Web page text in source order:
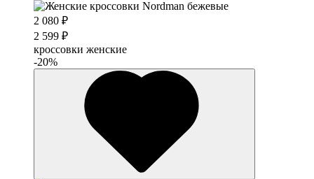
2 080 ₽
2 599 ₽
кроссовки женские
-20%